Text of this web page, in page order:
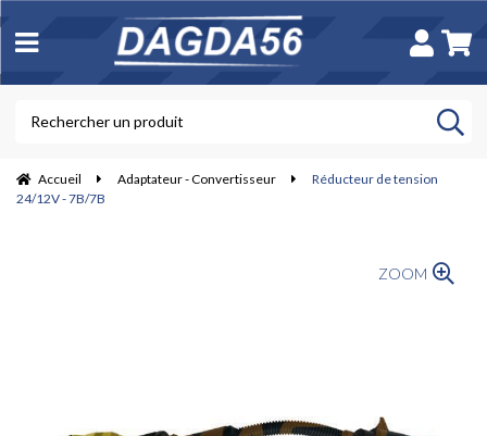
Accueil Adaptateur - Convertisseur
Réducteur de tension
24/12V - 7B/7B
ZOOM